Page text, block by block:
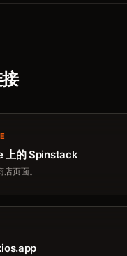
上的 Spinstack
页面。